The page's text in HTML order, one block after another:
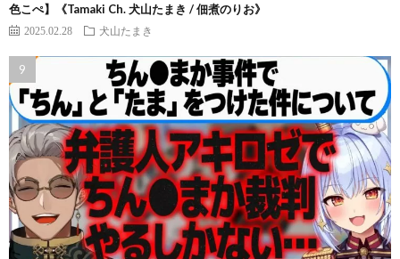
色こぺ】《Tamaki Ch. 犬山たまき / 佃煮のりお》
2025.02.28 犬山たまき